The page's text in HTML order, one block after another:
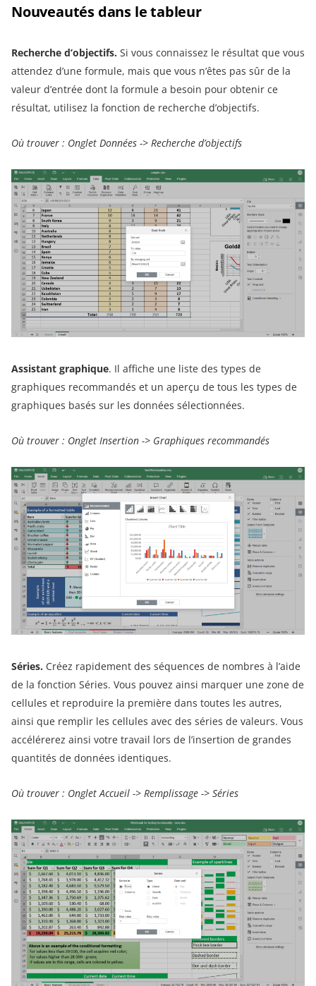
Nouveautés dans le tableur
Recherche d’objectifs. Si vous connaissez le résultat que vous
attendez d’une formule, mais que vous n’êtes pas sûr de la
valeur d’entrée dont la formule a besoin pour obtenir ce
résultat, utilisez la fonction de recherche d’objectifs.
Où trouver : Onglet Données -> Recherche d’objectifs
Assistant graphique. Il affiche une liste des types de
graphiques recommandés et un aperçu de tous les types de
graphiques basés sur les données sélectionnées.
Où trouver : Onglet Insertion -> Graphiques recommandés
Séries. Créez rapidement des séquences de nombres à l’aide
de la fonction Séries. Vous pouvez ainsi marquer une zone de
cellules et reproduire la première dans toutes les autres,
ainsi que remplir les cellules avec des séries de valeurs. Vous
accélérerez ainsi votre travail lors de l’insertion de grandes
quantités de données identiques.
Où trouver : Onglet Accueil -> Remplissage -> Séries